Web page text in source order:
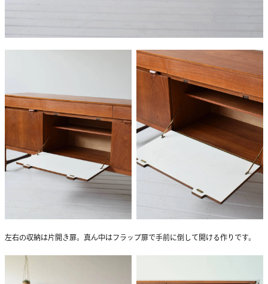
左右の収納は片開き扉。真ん中はフラップ扉で手前に倒して開ける作りです。